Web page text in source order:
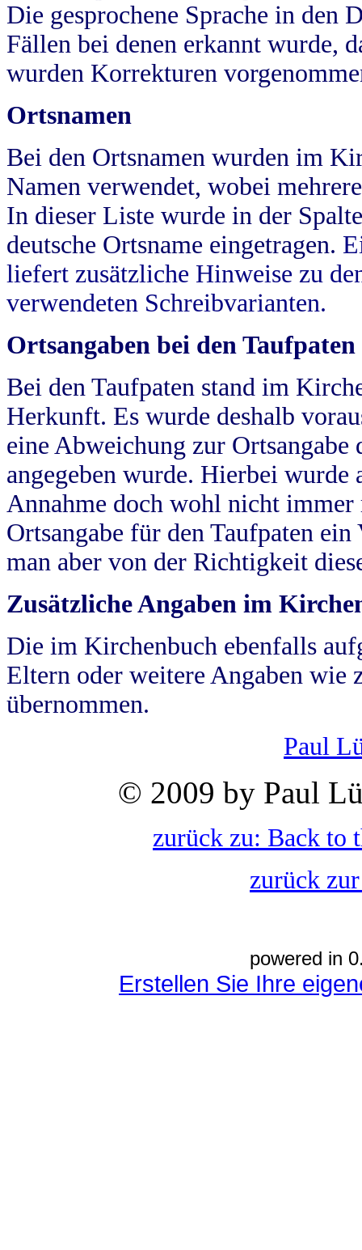
Die gesprochene Sprache in
Fällen bei denen erkannt wurde,
wurden Korrekturen
Ortsnamen
Bei den Ortsnamen wurden im
Namen verwendet, wobei
In dieser Liste wurde in der
deutsche Ortsname eingetragen.
liefert zusätzliche Hinweise zu
verwendeten Schreibvarianten.
Ortsangaben bei den Taufpaten
Bei den Taufpaten stand im
Herkunft. Es wurde deshalb
eine Abweichung zur
angegeben wurde. Hierbei wurde
Annahme doch wohl nicht
Ortsangabe für den Taufpaten
man aber von der Richtigkeit
Zusätzliche Angaben im
Die im Kirchenbuch ebenfalls
Eltern oder weitere Angaben wie
übernommen.
Paul
© 2009 by Paul
zurück zu: Back to
zurück
powered in
Erstellen Sie Ihre